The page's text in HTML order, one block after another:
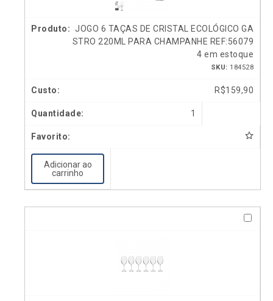
JOGO 6 TAÇAS DE CRISTAL ECOLÓGICO GA
STRO 220ML PARA CHAMPANHE REF:56079
4 em estoque
SKU: 184528
R$159,90
1
Adicionar ao
carrinho